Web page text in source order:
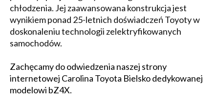
chłodzenia. Jej zaawansowana konstrukcja jest
wynikiem ponad 25-letnich doświadczeń Toyoty w
doskonaleniu technologii zelektryfikowanych
samochodów.
Zachęcamy do odwiedzenia naszej strony
internetowej Carolina Toyota Bielsko dedykowanej
modelowi bZ4X.